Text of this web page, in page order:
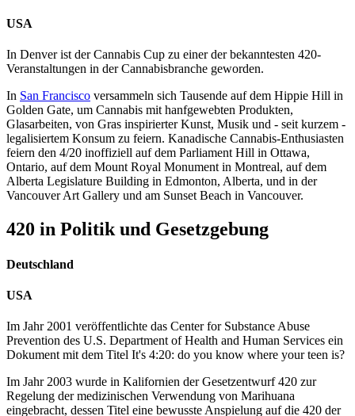
USA
In Denver ist der Cannabis Cup zu einer der bekanntesten 420-
Veranstaltungen in der Cannabisbranche geworden.
In San Francisco versammeln sich Tausende auf dem Hippie Hill in
Golden Gate, um Cannabis mit hanfgewebten Produkten,
Glasarbeiten, von Gras inspirierter Kunst, Musik und - seit kurzem -
legalisiertem Konsum zu feiern. Kanadische Cannabis-Enthusiasten
feiern den 4/20 inoffiziell auf dem Parliament Hill in Ottawa,
Ontario, auf dem Mount Royal Monument in Montreal, auf dem
Alberta Legislature Building in Edmonton, Alberta, und in der
Vancouver Art Gallery und am Sunset Beach in Vancouver.
420 in Politik und Gesetzgebung
Deutschland
USA
Im Jahr 2001 veröffentlichte das Center for Substance Abuse
Prevention des U.S. Department of Health and Human Services ein
Dokument mit dem Titel It's 4:20: do you know where your teen is?
Im Jahr 2003 wurde in Kalifornien der Gesetzentwurf 420 zur
Regelung der medizinischen Verwendung von Marihuana
eingebracht, dessen Titel eine bewusste Anspielung auf die 420 der